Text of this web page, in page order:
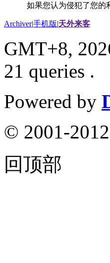
如果您认为侵犯了您的
Archiver|手机版|天外来客
GMT+8,
21 queries .
Powered by
© 2001-2012
回顶部